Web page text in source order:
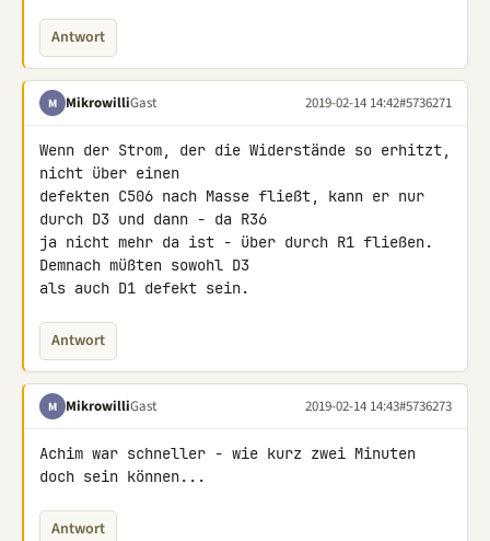
Antwort
M MikrowilliGast 2019-02-14 14:42#5736271
Wenn der Strom, der die Widerstände so erhitzt,
nicht über einen
defekten C506 nach Masse fließt, kann er nur
durch D3 und dann - da R36
ja nicht mehr da ist - über durch R1 fließen.
Demnach müßten sowohl D3
als auch D1 defekt sein.
Antwort
M MikrowilliGast 2019-02-14 14:43#5736273
Achim war schneller - wie kurz zwei Minuten
doch sein können...
Antwort